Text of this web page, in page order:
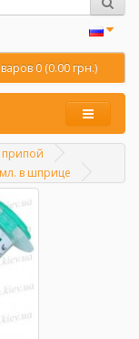
0 (0.00 грн.)
припой
в шприце